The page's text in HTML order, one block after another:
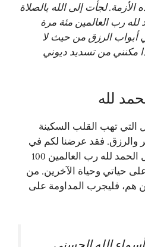
لجأت إلى الله بالصلاة
لله رب العالمين مئة مرة
أبواب الرزق من حيث لا
مكنني من تسديد ديوني
لله
التي تهب القلب السكينة
والرزق. فقد عرضنا لكم في
هذا المقال تجربتي مع قول الحمد لله رب العالمين 100
على حياتي وحياة الآخرين. من
هم، فليجرب المداومة على